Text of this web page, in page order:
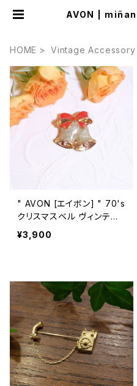
AVON |
HOME Vintage Accessory
" AVON [エイボン] " 70's
クリスマスベル ヴィンテー
¥3,900